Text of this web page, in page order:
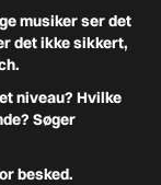
musiker ser det
det ikke sikkert,
niveau? Hvilke
Søger
besked.